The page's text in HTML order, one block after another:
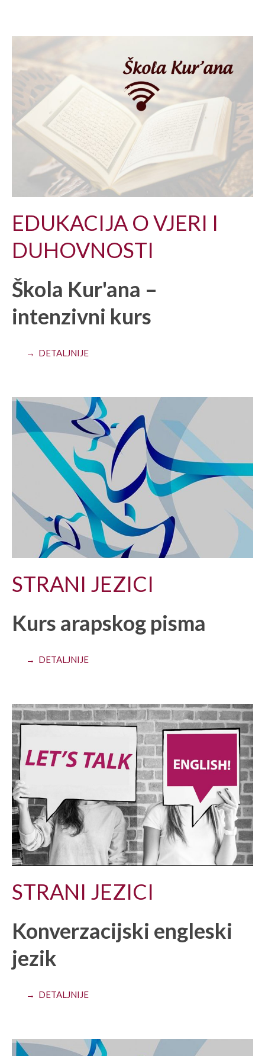
EDUKACIJA O VJERI I
DUHOVNOSTI
Škola Kur'ana –
intenzivni kurs
→ DETALJNIJE
STRANI JEZICI
Kurs arapskog pisma
→ DETALJNIJE
STRANI JEZICI
Konverzacijski engleski
jezik
→ DETALJNIJE